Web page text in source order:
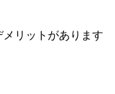
リットがあります